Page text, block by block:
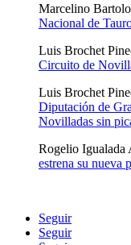
Marcelino
Nacional de
Luis Brochet
Circuito de
Luis Brochet
Diputación de
Novilladas sin
Rogelio Igualada
estrena su nueva
Seguir
Seguir